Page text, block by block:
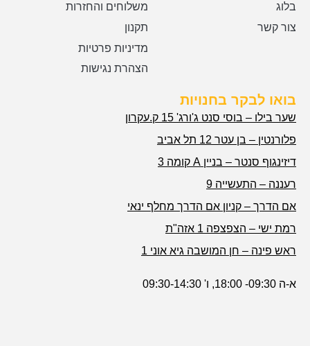
בלוג
צור קשר
משלוחים והחזרות
תקנון
מדיניות פרטיות
הצהרת נגישות
בואו לבקר בחנויות
שער בילו – בוסי סנט ג'ורג' 15 ק.עקרון
פלורנטין – בן עטר 12 תל אביב
דיזינגוף סנטר – בניין A קומה 3
רעננה – התעשייה 9
אם הדרך – קניון אם הדרך מחלף ינאי
רמת ישי – הצפצפה 1 אזה"ת
ראש פינה – חן המושבה גיא אוני 1
א-ה 09:30- 18:00, ו' 09:30-14:30